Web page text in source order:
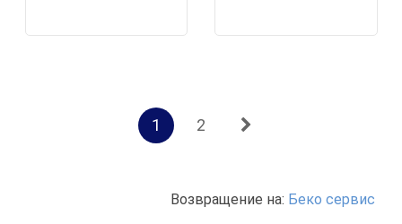
1 2
Возвращение на: Беко сервис